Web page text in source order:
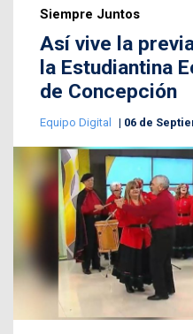
Siempre Juntos
Así vive la
la Estudiantina
de Concepción
Equipo Digital 06 de